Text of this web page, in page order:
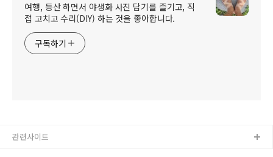
여행, 등산 하면서 야생화 사진 담기를 즐기고, 직
접 고치고 수리(DIY) 하는 것을 좋아합니다.
구독하기
관련사이트